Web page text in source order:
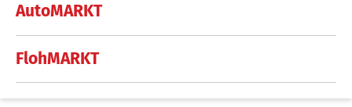
AutoMARKT
FlohMARKT